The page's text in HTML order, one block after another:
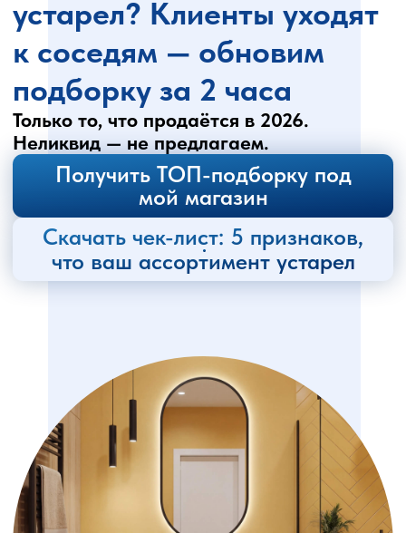
Только то, что продаётся в 2026.
Неликвид — не предлагаем.
Получить ТОП-подборку под
мой магазин
Скачать чек-лист: 5 признаков,
что ваш ассортимент устарел